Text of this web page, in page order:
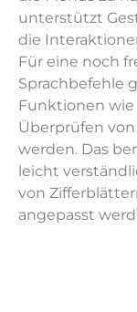
unterstützt
die
Für eine noch
Sprachbefehle
Funktionen wie
Überprüfen
werden. Das
leicht
von
angepasst